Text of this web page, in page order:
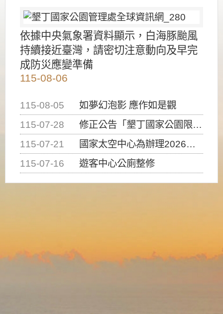
依據中央氣象署資料顯示，白海豚颱風
持續接近臺灣，請密切注意動向及早完
成防災應變準備
115-08-06
115-08-05
如夢幻泡影 應作如是觀
115-07-28
修正公告「墾丁國家公園限制水域遊憩活動之種類、範圍、時間及行為」，自即日生效。
115-07-21
國家太空中心為辦理2026台灣盃火箭競賽，陸、海、空域警戒及協調相關事宜，因颱風備案事宜
115-07-16
遊客中心公廁整修